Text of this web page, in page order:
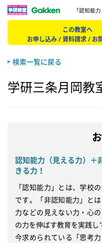
「認知能
この教室へ
お申し込み / 資料請求 / お
検索一覧に戻る
学研三条月岡教
認知能力（見える力）＋
きる力！
「認知能力」とは、学校
です。「非認知能力」と
力などの見えない力・心
の力を伸ばす教育を実践し
今求められている「思考